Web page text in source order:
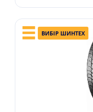
ВИБІР ШИНТЕХ